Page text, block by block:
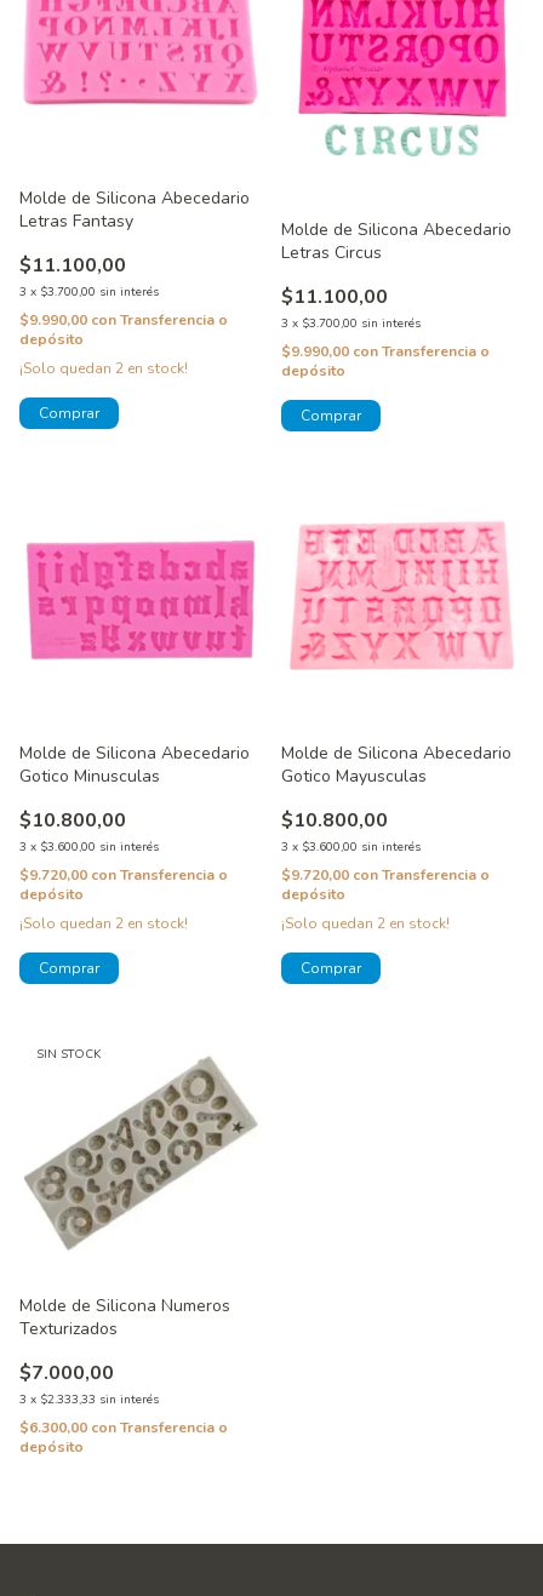
Molde de Silicona Abecedario
Letras Fantasy
$11.100,00
3 x $3.700,00 sin interés
$9.990,00 conTransferencia o
depósito
¡Solo quedan 2 en stock!
Molde de Silicona Abecedario
Letras Circus
$11.100,00
3 x $3.700,00 sin interés
$9.990,00 conTransferencia o
depósito
Molde de Silicona Abecedario
Gotico Minusculas
$10.800,00
3 x $3.600,00 sin interés
$9.720,00 conTransferencia o
depósito
¡Solo quedan 2 en stock!
Molde de Silicona Abecedario
Gotico Mayusculas
$10.800,00
3 x $3.600,00 sin interés
$9.720,00 conTransferencia o
depósito
¡Solo quedan 2 en stock!
SIN STOCK
Molde de Silicona Numeros
Texturizados
$7.000,00
3 x $2.333,33 sin interés
$6.300,00 conTransferencia o
depósito